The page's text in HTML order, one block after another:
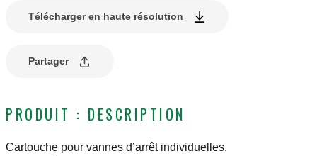
Télécharger en haute résolution
Partager
PRODUIT : DESCRIPTION
Cartouche pour vannes d’arrêt individuelles.